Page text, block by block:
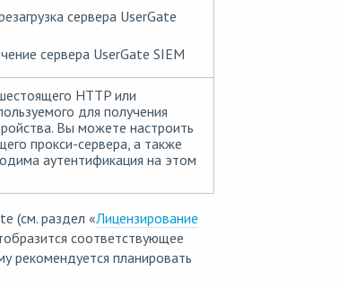
сервера UserGate
сервера UserGate SIEM
HTTP или
для получения
Вы можете настроить
прокси-сервера, а также
аутентификация на этом
(см. раздел «Лицензирование
соответствующее
рекомендуется планировать